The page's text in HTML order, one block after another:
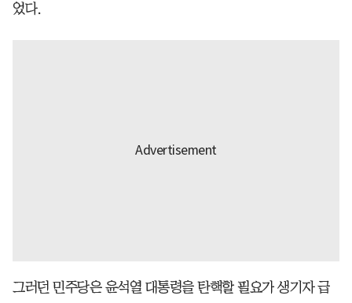
었다.
그러던 민주당은 윤석열 대통령을 탄핵할 필요가 생기자 급